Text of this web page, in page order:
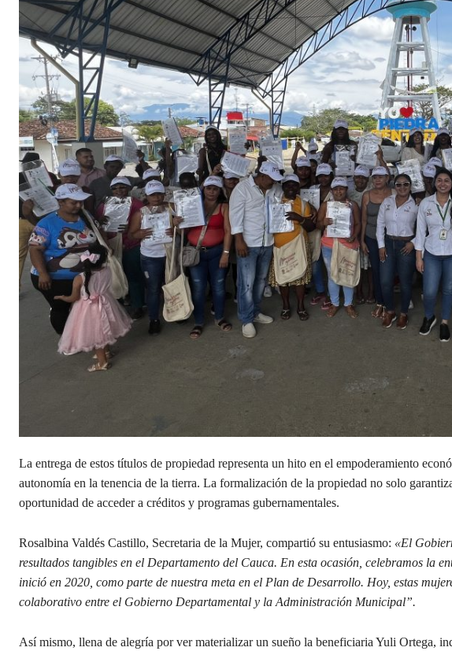
La entrega de estos títulos de propiedad representa un hito en el empoderamiento
autonomía en la tenencia de la tierra. La formalización de la propiedad no solo
oportunidad de acceder a créditos y programas gubernamentales.
Rosalbina Valdés Castillo, Secretaria de la Mujer, compartió su entusiasmo: «El
resultados tangibles en el Departamento del Cauca. En esta ocasión, celebramos la
inició en 2020, como parte de nuestra meta en el Plan de Desarrollo. Hoy, estas
colaborativo entre el Gobierno Departamental y la Administración Municipal”.
Así mismo, llena de alegría por ver materializar un sueño la beneficiaria Yuli Ortega,